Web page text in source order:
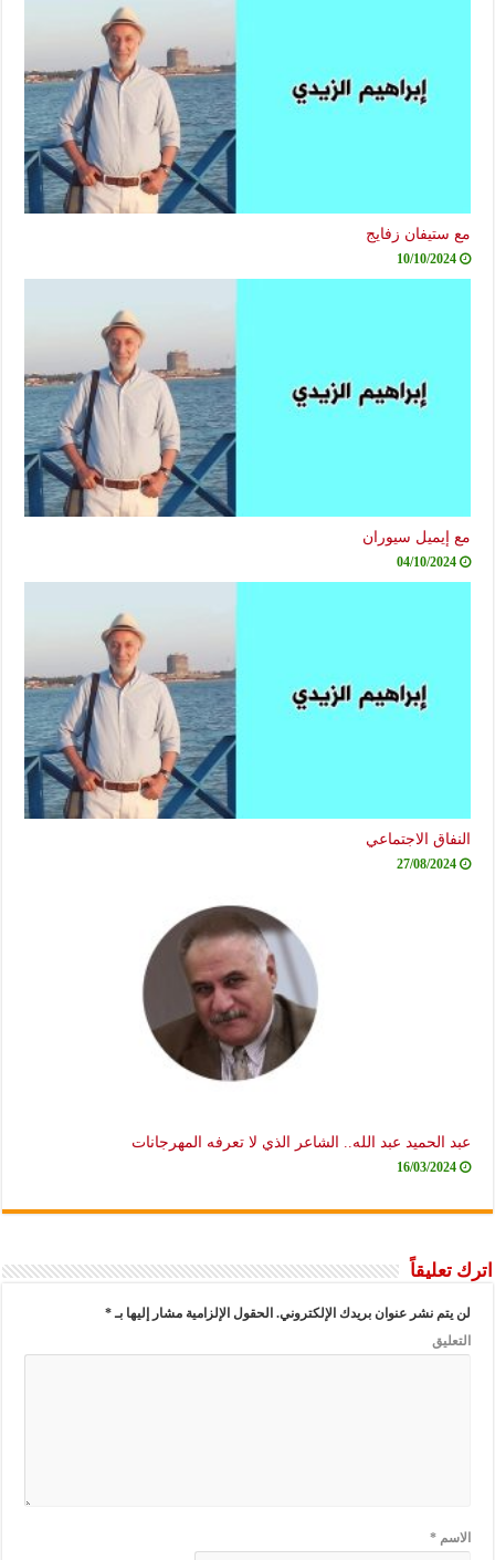
مع ستيفان زفايج
10/10/2024
مع إيميل سيوران
04/10/2024
النفاق الاجتماعي
27/08/2024
عبد الحميد عبد الله.. الشاعر الذي لا تعرفه المهرجانات
16/03/2024
اترك تعليقاً
لن يتم نشر عنوان بريدك الإلكتروني. الحقول الإلزامية مشار إليها بـ*
التعليق
الاسم*